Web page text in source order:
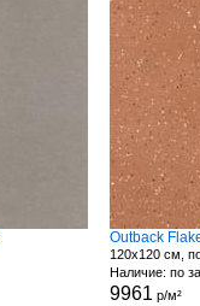
Outback
120x120 см,
Наличие: по
9961 р/м²